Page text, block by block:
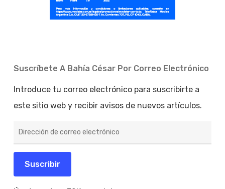
Suscríbete A Bahía César Por Correo Electrónico
Introduce tu correo electrónico para suscribirte a
este sitio web y recibir avisos de nuevos artículos.
de
electrónico
Suscribir